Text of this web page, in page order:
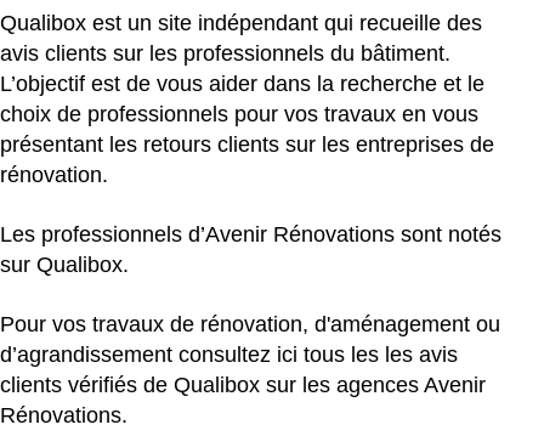
Qualibox est un site indépendant qui recueille des
avis clients sur les professionnels du bâtiment.
L’objectif est de vous aider dans la recherche et le
choix de professionnels pour vos travaux en vous
présentant les retours clients sur les entreprises de
rénovation.
Les professionnels d’Avenir Rénovations sont notés
sur Qualibox.
Pour vos travaux de rénovation, d'aménagement ou
d’agrandissement consultez ici tous les les avis
clients vérifiés de Qualibox sur les agences Avenir
Rénovations.